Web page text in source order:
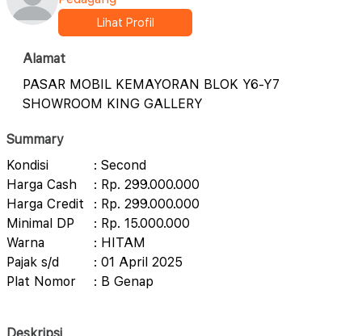
Lihat Profil
Alamat
PASAR MOBIL KEMAYORAN BLOK Y6-Y7
SHOWROOM KING GALLERY
Summary
Kondisi
: Second
Harga Cash
: Rp. 299.000.000
Harga Credit
: Rp. 299.000.000
Minimal DP
: Rp. 15.000.000
Warna
: HITAM
Pajak s/d
: 01 April 2025
Plat Nomor
: B Genap